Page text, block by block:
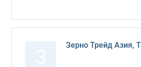
Зерно Трейд Азия,